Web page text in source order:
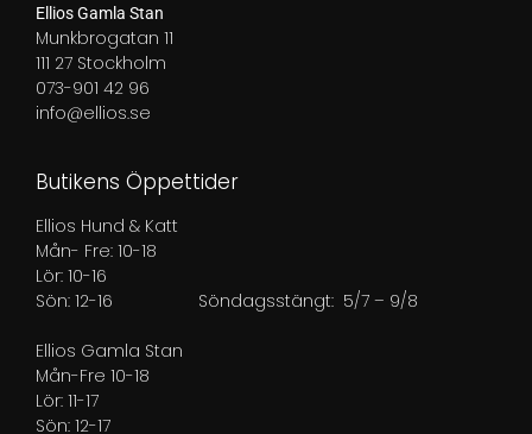
Ellios Gamla Stan
Munkbrogatan 11
111 27 Stockholm
073-901 42 96
info@ellios.se
Butikens Öppettider
Ellios Hund & Katt
Mån- Fre: 10-18
Lör: 10-16
Sön: 12-16 Söndagsstängt: 5/7 – 9/8
Ellios Gamla Stan
Mån-Fre 10-18
Lör: 11-17
Sön: 12-17